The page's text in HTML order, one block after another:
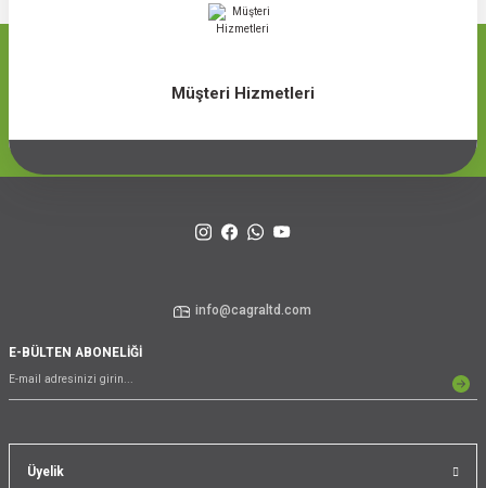
Müşteri Hizmetleri
Üyelik
info@cagraltd.com
E-BÜLTEN ABONELİĞİ